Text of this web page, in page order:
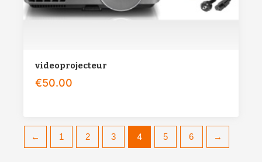
videoprojecteur
€50.00
← 1 2 3 4 5 6 →